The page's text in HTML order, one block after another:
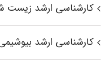
کارشناسی ارشد زیست
کارشناسی ارشد